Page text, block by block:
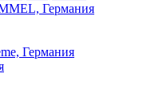
Германия
Германия